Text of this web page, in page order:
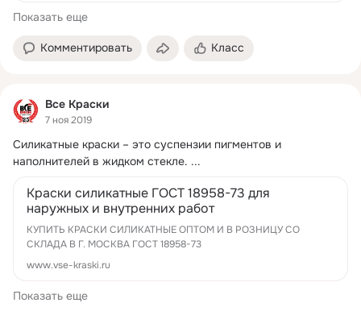
Показать еще
Комментировать Класс
Все Краски
7 ноя 2019
Силикатные краски – это суспензии пигментов и
наполнителей в жидком стекле. ...
Краски силикатные ГОСТ 18958-73 для
наружных и внутренних работ
КУПИТЬ КРАСКИ СИЛИКАТНЫЕ ОПТОМ И В РОЗНИЦУ СО
СКЛАДА В Г. МОСКВА ГОСТ 18958-73
www.vse-kraski.ru
Показать еще